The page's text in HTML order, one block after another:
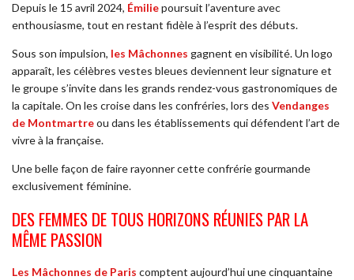
Depuis le 15 avril 2024, Émiliepoursuit l’aventure avec
enthousiasme, tout en restant fidèle à l’esprit des débuts.
Sous son impulsion, les Mâchonnes gagnent en visibilité. Un logo
apparaît, les célèbres vestes bleues deviennent leur signature et
le groupe s’invite dans les grands rendez-vous gastronomiques de
la capitale. On les croise dans les confréries, lors des Vendanges
de Montmartreou dans les établissements qui défendent l’art de
vivre à la française.
Une belle façon de faire rayonner cette confrérie gourmande
exclusivement féminine.
DES FEMMES DE TOUS HORIZONS RÉUNIES PAR LA
MÊME PASSION
Les Mâchonnes de Paris comptent aujourd’hui une cinquantaine